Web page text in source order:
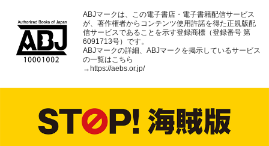
ABJマークは、この電子書店・電子書籍配信サービス
が、著作権者からコンテンツ使用許諾を得た正規版配
信サービスであることを示す登録商標（登録番号 第
6091713号）です。
ABJマークの詳細、ABJマークを掲示しているサービス
の一覧はこちら
→https://aebs.or.jp/